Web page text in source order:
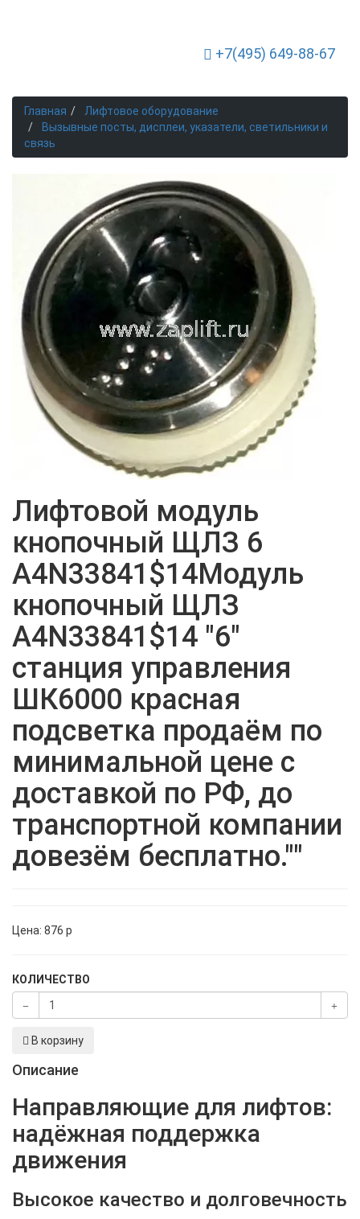
+7(495) 649-88-67
Toggle Navigation
Главная
Лифтовое оборудование
Вызывные посты, дисплеи, указатели, светильники и
связь
Лифтовой модуль
кнопочный ЩЛЗ 6
A4N33841$14Модуль
кнопочный ЩЛЗ
A4N33841$14 "6"
станция управления
ШК6000 красная
подсветка продаём по
минимальной цене с
доставкой по РФ, до
транспортной компании
довезём бесплатно.""
Цена: 876 p
КОЛИЧЕСТВО
В корзину
Описание
Направляющие для лифтов:
надёжная поддержка
движения
Высокое качество и долговечность